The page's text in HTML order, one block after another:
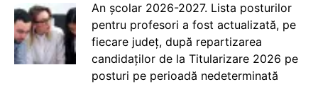
An școlar 2026-2027. Lista posturilor
pentru profesori a fost actualizată, pe
fiecare județ, după repartizarea
candidaților de la Titularizare 2026 pe
posturi pe perioadă nedeterminată